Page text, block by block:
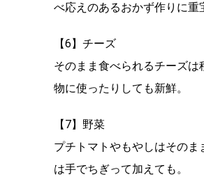
べ応えのあるおかず作りに重
【6】チーズ
そのまま食べられるチーズ
物に使ったりしても新鮮。
【7】野菜
プチトマトやもやしはその
は手でちぎって加えても。